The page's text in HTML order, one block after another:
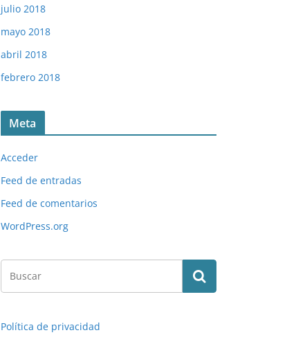
julio 2018
mayo 2018
abril 2018
febrero 2018
Meta
Acceder
Feed de entradas
Feed de comentarios
WordPress.org
Política de privacidad